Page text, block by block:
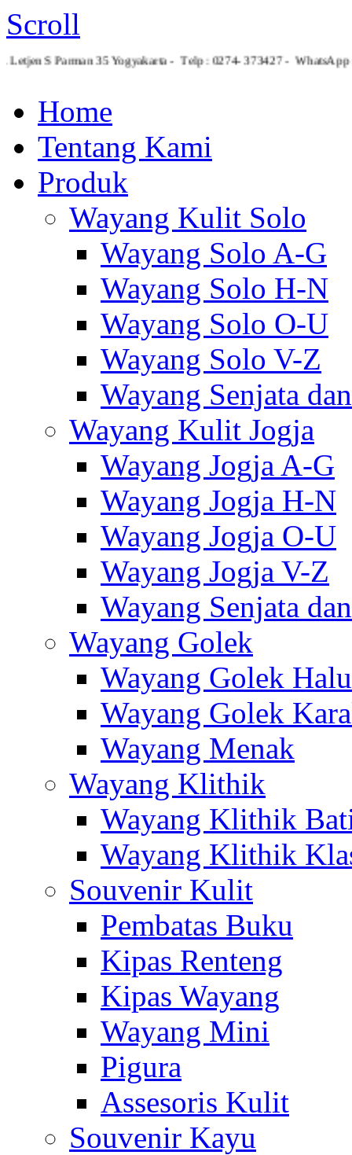
Scroll
Jl. Letjen S Parman 35 Yogyakarta - Telp : 0274- 373427 -
Home
Tentang Kami
Produk
Wayang Kulit Solo
Wayang Solo A-G
Wayang Solo H-N
Wayang Solo O-U
Wayang Solo V-Z
Wayang Senjata
Wayang Kulit Jogja
Wayang Jogja A-G
Wayang Jogja H-N
Wayang Jogja O-U
Wayang Jogja V-Z
Wayang Senjata
Wayang Golek
Wayang Golek
Wayang Golek
Wayang Menak
Wayang Klithik
Wayang Klithik
Wayang Klithik
Souvenir Kulit
Pembatas Buku
Kipas Renteng
Kipas Wayang
Wayang Mini
Pigura
Assesoris Kulit
Souvenir Kayu